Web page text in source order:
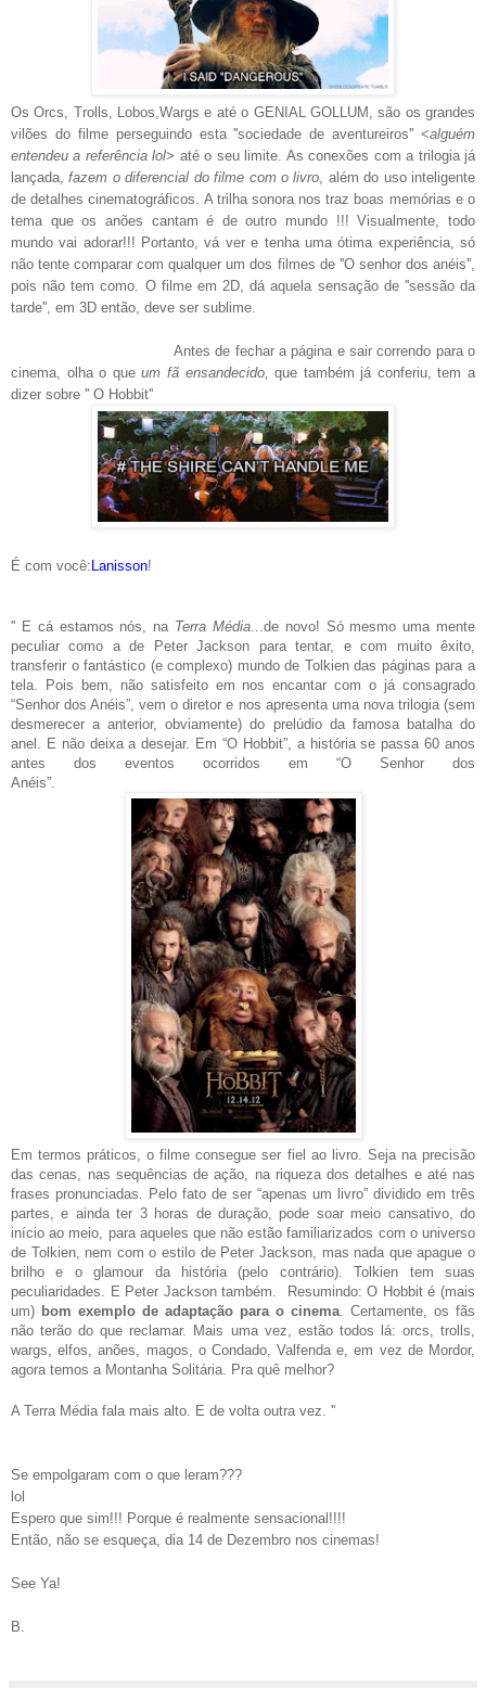
Os Orcs, Trolls, Lobos,Wargs e até o GENIAL GOLLUM, são os grandes
vilões do filme perseguindo esta ''sociedade de aventureiros'' <alguém
entendeu a referência lol> até o seu limite. As conexões com a trilogia já
lançada,fazem o diferencial do filme com o livro, além do uso inteligente
de detalhes cinematográficos. A trilha sonora nos traz boas memórias e o
tema que os anões cantam é de outro mundo !!! Visualmente, todo
mundo vai adorar!!! Portanto, vá ver e tenha uma ótima experiência, só
não tente comparar com qualquer um dos filmes de ''O senhor dos anéis'',
pois não tem como. O filme em 2D, dá aquela sensação de ''sessão da
tarde'', em 3D então, deve ser sublime.
Antes de fechar a página e sair correndo para o
cinema, olha o queum fã ensandecido, que também já conferiu, tem a
dizer sobre '' O Hobbit''
É com você: Lanisson!
'' E cá estamos nós, na Terra Média...de novo! Só mesmo uma mente
peculiar como a de Peter Jackson para tentar, e com muito êxito,
transferir o fantástico (e complexo) mundo de Tolkien das páginas para a
tela. Pois bem, não satisfeito em nos encantar com o já consagrado
“Senhor dos Anéis”, vem o diretor e nos apresenta uma nova trilogia (sem
desmerecer a anterior, obviamente) do prelúdio da famosa batalha do
anel. E não deixa a desejar. Em “O Hobbit”, a história se passa 60 anos
antes dos eventos ocorridos em “O Senhor dos
Anéis”.
Em termos práticos, o filme consegue ser fiel ao livro. Seja na precisão
das cenas, nas sequências de ação, na riqueza dos detalhes e até nas
frases pronunciadas. Pelo fato de ser “apenas um livro” dividido em três
partes, e ainda ter 3 horas de duração, pode soar meio cansativo, do
início ao meio, para aqueles que não estão familiarizados com o universo
de Tolkien, nem com o estilo de Peter Jackson, mas nada que apague o
brilho e o glamour da história (pelo contrário). Tolkien tem suas
peculiaridades. E Peter Jackson também. Resumindo: O Hobbit é (mais
um) bom exemplo de adaptação para o cinema. Certamente, os fãs
não terão do que reclamar. Mais uma vez, estão todos lá: orcs, trolls,
wargs, elfos, anões, magos, o Condado, Valfenda e, em vez de Mordor,
agora temos a Montanha Solitária. Pra quê melhor?
A Terra Média fala mais alto. E de volta outra vez. ''
Se empolgaram com o que leram???
lol
Espero que sim!!! Porque é realmente sensacional!!!!
Então, não se esqueça, dia 14 de Dezembro nos cinemas!
See Ya!
B.